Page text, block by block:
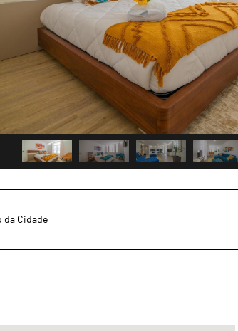
da Cidade